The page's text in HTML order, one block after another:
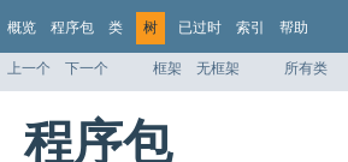
概览 程序包 类 树 已过时 索引 帮助
上一个 下一个 框架 无框架 所有类
程序包